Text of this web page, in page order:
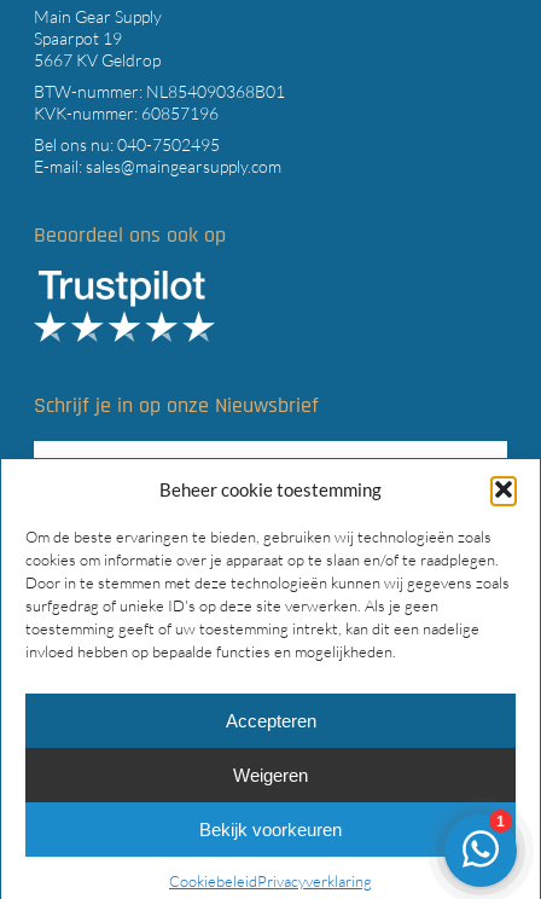
Beheer cookie toestemming
Om de beste ervaringen te bieden, gebruiken wij technologieën zoals
cookies om informatie over je apparaat op te slaan en/of te raadplegen.
Door in te stemmen met deze technologieën kunnen wij gegevens zoals
surfgedrag of unieke ID's op deze site verwerken. Als je geen
toestemming geeft of uw toestemming intrekt, kan dit een nadelige
invloed hebben op bepaalde functies en mogelijkheden.
Accepteren
Weigeren
Bekijk voorkeuren
CookiebeleidPrivacyverklaring
Main Gear Supply
Spaarpot 19
5667 KV Geldrop
BTW-nummer: NL854090368B01
KVK-nummer: 60857196
Bel ons nu:040-7502495
E-mail:sales@maingearsupply.com
Beoordeel ons ook op
Schrijf je in op onze Nieuwsbrief